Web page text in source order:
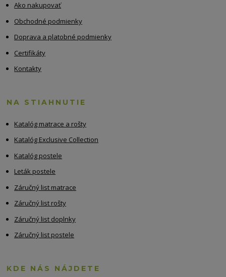
Ako nakupovať
Obchodné podmienky
Doprava a platobné podmienky
Certifikáty
Kontakty
NA STIAHNUTIE
Katalóg matrace a rošty
Katalóg Exclusive Collection
Katalóg postele
Leták postele
Záručný list matrace
Záručný list rošty
Záručný list doplnky
Záručný list postele
KDE NÁS NÁJDETE